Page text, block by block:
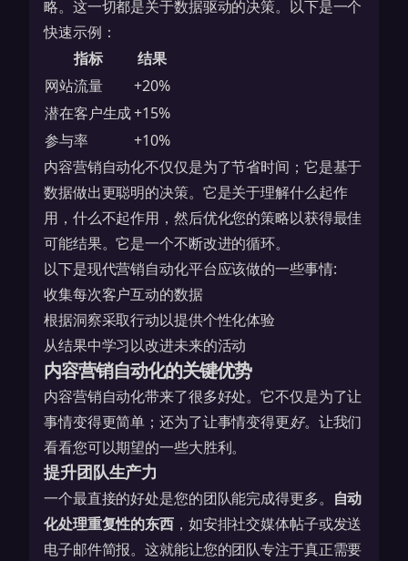
略。这一切都是关于数据驱动的决策。以下是一个
快速示例：
指标
结果
网站流量
+20%
潜在客户生成+15%
参与率
+10%
内容营销自动化不仅仅是为了节省时间；它是基于
数据做出更聪明的决策。它是关于理解什么起作
用，什么不起作用，然后优化您的策略以获得最佳
可能结果。它是一个不断改进的循环。
以下是现代营销自动化平台应该做的一些事情:
收集每次客户互动的数据
根据洞察采取行动以提供个性化体验
从结果中学习以改进未来的活动
内容营销自动化的关键优势
内容营销自动化带来了很多好处。它不仅是为了让
事情变得更简单；还为了让事情变得更好。让我们
看看您可以期望的一些大胜利。
提升团队生产力
一个最直接的好处是您的团队能完成得更多。 自动
化处理重复性的东西，如安排社交媒体帖子或发送
电子邮件简报。这就能让您的团队专注于真正需要